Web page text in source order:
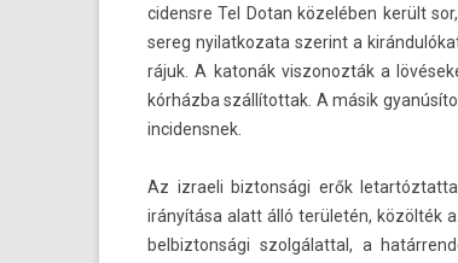
cidensre Tel Dotan közelében került
sereg nyilat­kozata szerint a
rájuk. A katonák vis­zonoz­ták a
kórházba szál­lítot­tak. A másik
in­cidensnek.
Az iz­raeli bi­zton­sági erők
irányítása alatt álló területén, közölték
be­lbiz­tonsági szol­gálatt­al, a